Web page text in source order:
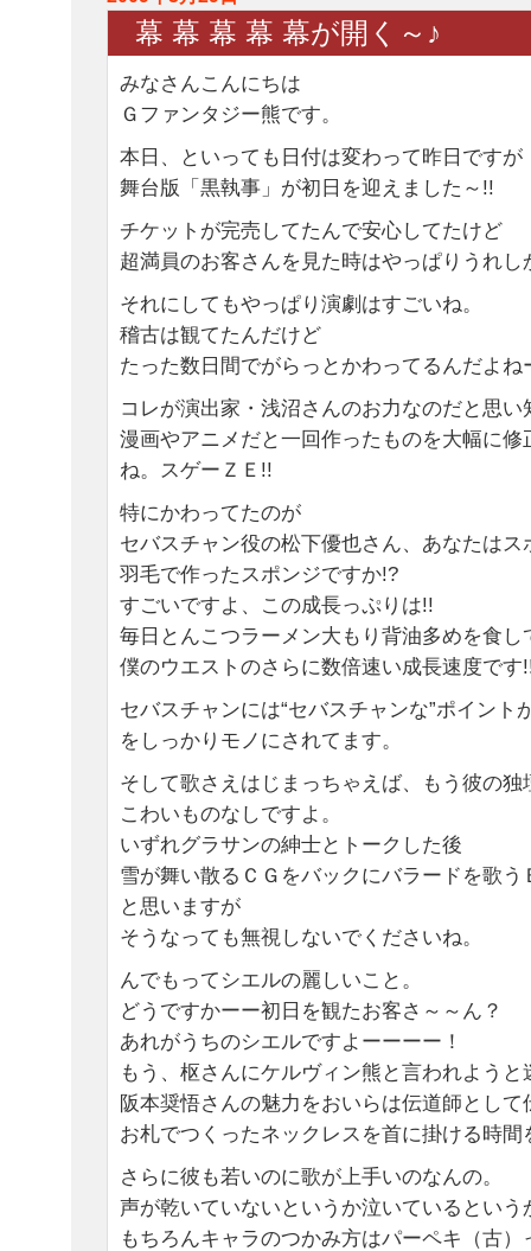
幕 幕 幕 幕 幕が開く～♪
みなさんこんにちは
Ｇファンタジー熊です。
本日、といっても日付は変わって昨日ですが
舞台版「黒執事」が初日を迎えました～!!
チケットが完売してたんで安心してたけど
超満員のお客さんを見た時はやっぱりうれし
それにしてもやっぱり演劇はすごいね。
稽古は観てたんだけど
たった数日間でがらっとかわってるんだよね
コレが演出家・浅沼さんのお力なのだと思い
漫画やアニメだと一回作ったものを大幅に修
ね。スゲーＺＥ!!
特にかわってたのが
セバスチャン役の松下優也さん、あなたはス
羽毛で作ったスポンジですか!?
すごいですよ、この成長っぷりは!!
毎日とんこつラーメン大もり背油多めを食し
僕のウエストのさらに数倍速い成長速度です
セバスチャンには“セバスチャンな”ポイント
をしっかりモノにされてます。
そして歌さえはじまっちゃえば、もう彼の独
こわいものなしですよ。
いずれグラサンの紳士とトークした後
雪が舞い散るＣＧをバックにバラードを歌
と思いますが
そうなっても無視しないでくださいね。
んでもってシエルの麗しいこと。
どうですかーー初日を観たお客さ～～ん？
あれがうちのシエルですよーーーー！
もう、枢さんにケルヴィン熊と言われようと
阪本奨悟さんの魅力をおいらは伝道師として
お札でつくったネックレスを首に掛ける時
さらに彼も若いのに歌が上手いのなんの。
声が乾いていないというか泣いているという
もちろんキャラのつかみ方はパーペキ（古）